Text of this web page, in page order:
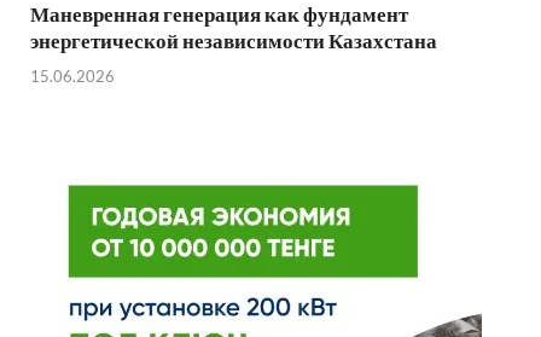
Маневренная генерация как фундамент
энергетической независимости Казахстана
15.06.2026